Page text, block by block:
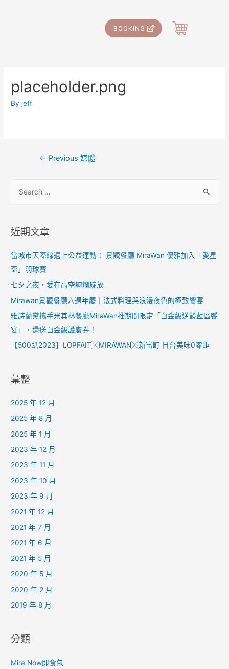
BOOKING
placeholder.png
Byjeff
← Previous 媒體
近期文章
當城市天際線遇上公益運動： 景觀餐廳 MiraWan 優雅加入「愛星
盃」羽球賽
七夕之夜，愛在高空絢爛綻放
Mirawan景觀餐廳六週年慶｜法式料理與浪漫夜色的極致饗宴
雅詩蘭黛攜手米其林餐廳MiraWan推期間限定「白金級逆齡藍區饗
宴」，還送白金級護膚券！
【500趴2023】LOPFAIT╳MIRAWAN╳新富町 日台美味0零距
彙整
2025 年 12 月
2025 年 8 月
2025 年 1 月
2023 年 12 月
2023 年 11 月
2023 年 10 月
2023 年 9 月
2021 年 12 月
2021 年 7 月
2021 年 6 月
2021 年 5 月
2020 年 5 月
2020 年 2 月
2019 年 8 月
分類
Mira Now即食包